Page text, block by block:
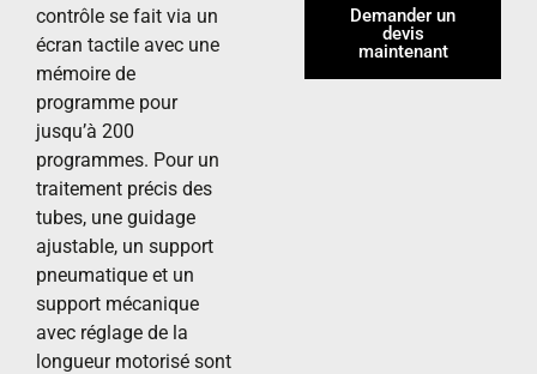
contrôle se fait via un
écran tactile avec une
mémoire de
programme pour
jusqu’à 200
programmes. Pour un
traitement précis des
tubes, une guidage
ajustable, un support
pneumatique et un
support mécanique
avec réglage de la
longueur motorisé sont
Demander un
devis
maintenant